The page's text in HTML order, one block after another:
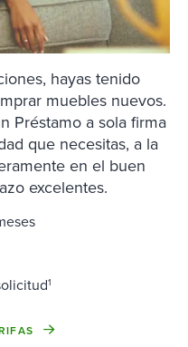
hayas tenido
muebles nuevos.
Préstamo a sola firma
que necesitas, a la
en el buen
excelentes.
1